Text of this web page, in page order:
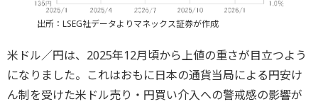
出所：LSEG社データよりマネックス証券が作成
米ドル／円は、2025年12月頃から上値の重さが目立つよう
になりました。これはおもに日本の通貨当局による円安け
ん制を受けた米ドル売り・円買い介入への警戒感の影響が